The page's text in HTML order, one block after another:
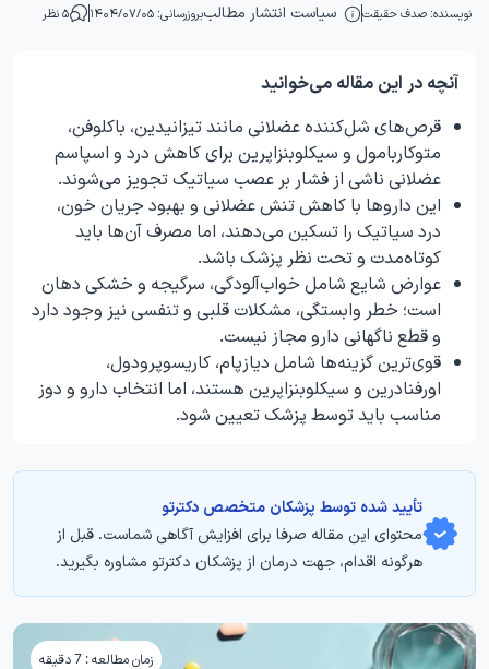
نویسنده: صدف حقیقت سیاست انتشار مطالببروزرسانی: ۱۴۰۴/۰۷/۰۵ ۵ نظر
آنچه در این مقاله می‌خوانید
قرص‌های شل‌کننده عضلانی مانند تیزانیدین، باکلوفن،
متوکاربامول و سیکلوبنزاپرین برای کاهش درد و اسپاسم
عضلانی ناشی از فشار بر عصب سیاتیک تجویز می‌شوند.
این داروها با کاهش تنش عضلانی و بهبود جریان خون،
درد سیاتیک را تسکین می‌دهند، اما مصرف آن‌ها باید
کوتاه‌مدت و تحت نظر پزشک باشد.
عوارض شایع شامل خواب‌آلودگی، سرگیجه و خشکی دهان
است؛ خطر وابستگی، مشکلات قلبی و تنفسی نیز وجود دارد
و قطع ناگهانی دارو مجاز نیست.
قوی‌ترین گزینه‌ها شامل دیازپام، کاریسوپرودول،
اورفنادرین و سیکلوبنزاپرین هستند، اما انتخاب دارو و دوز
مناسب باید توسط پزشک تعیین شود.
تأیید‌‌‌‌‌‌‌ شده توسط پزشکان متخصص دکترتو
محتوای این مقاله صرفا برای افزایش آگاهی شماست. قبل از
هرگونه اقدام، جهت درمان از پزشکان دکترتو مشاوره بگیرید.
زمان مطالعه : 7 دقیقه